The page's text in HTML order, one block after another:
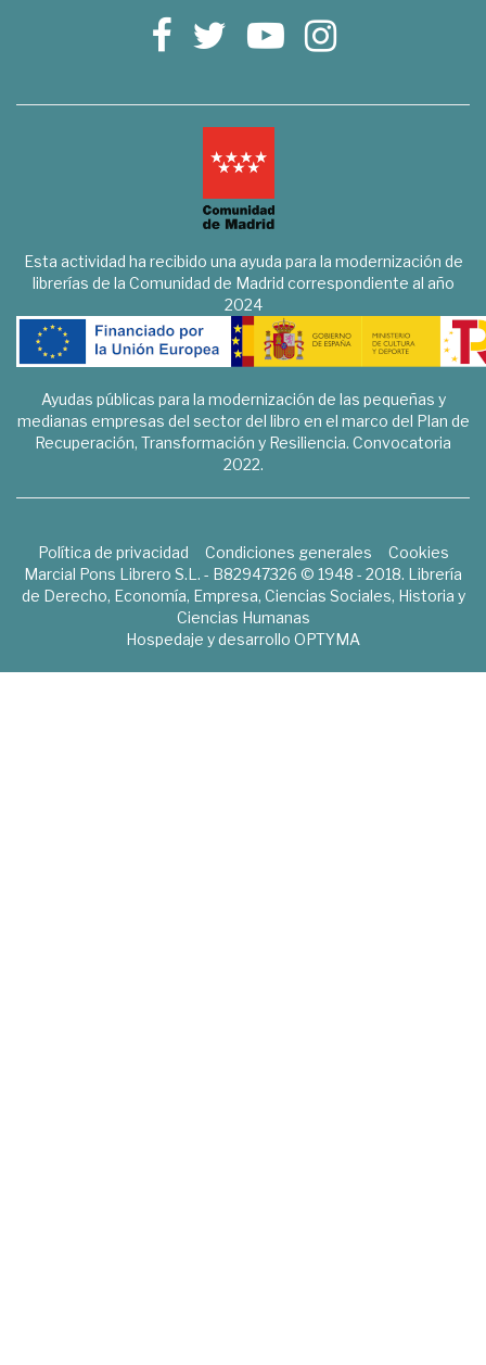
Esta actividad ha recibido una ayuda para la modernización de
librerías de la Comunidad de Madrid correspondiente al año
2024
Ayudas públicas para la modernización de las pequeñas y
medianas empresas del sector del libro en el marco del Plan de
Recuperación, Transformación y Resiliencia. Convocatoria
2022.
Política de privacidad Condiciones generales
Cookies
Marcial Pons Librero S.L. - B82947326 © 1948 - 2018. Librería
de Derecho, Economía, Empresa, Ciencias Sociales, Historia y
Ciencias Humanas
Hospedaje y desarrollo OPTYMA